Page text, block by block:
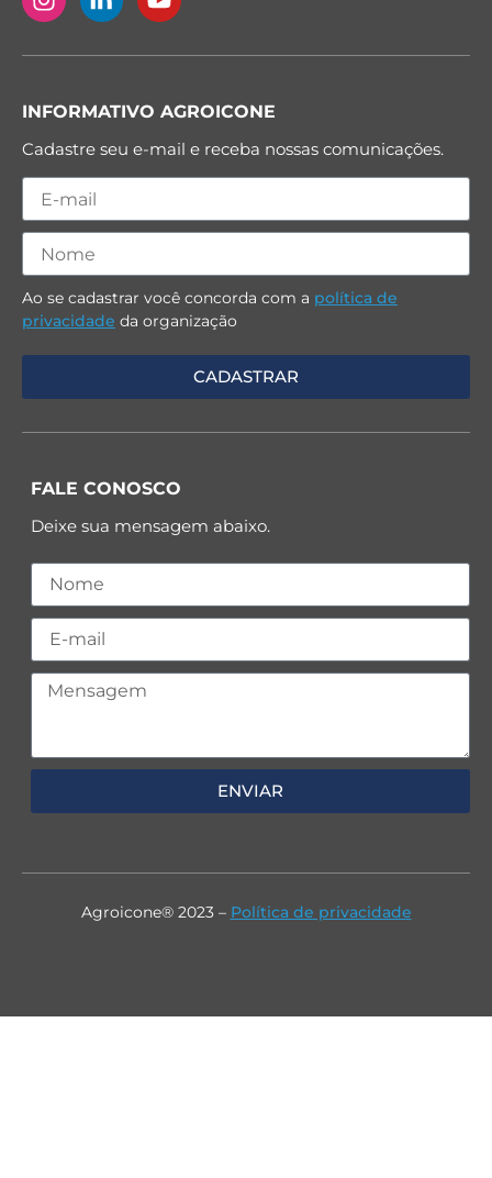
INFORMATIVO AGROICONE
Cadastre seu e-mail e receba nossas comunicações.
Ao se cadastrar você concorda com a política de
privacidade da organização
FALE CONOSCO
Deixe sua mensagem abaixo.
ENVIAR
Agroicone® 2023 – Política de privacidade